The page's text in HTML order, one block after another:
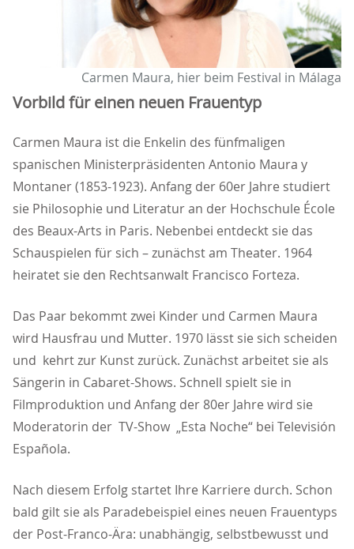
Carmen Maura, hier beim Festival in Málaga
Vorbild für einen neuen Frauentyp
Carmen Maura ist die Enkelin des fünfmaligen
spanischen Ministerpräsidenten Antonio Maura y
Montaner (1853-1923). Anfang der 60er Jahre studiert
sie Philosophie und Literatur an der Hochschule École
des Beaux-Arts in Paris. Nebenbei entdeckt sie das
Schauspielen für sich – zunächst am Theater. 1964
heiratet sie den Rechtsanwalt Francisco Forteza.
Das Paar bekommt zwei Kinder und Carmen Maura
wird Hausfrau und Mutter. 1970 lässt sie sich scheiden
und kehrt zur Kunst zurück. Zunächst arbeitet sie als
Sängerin in Cabaret-Shows. Schnell spielt sie in
Filmproduktion und Anfang der 80er Jahre wird sie
Moderatorin der TV-Show „Esta Noche“ bei Televisión
Española.
Nach diesem Erfolg startet Ihre Karriere durch. Schon
bald gilt sie als Paradebeispiel eines neuen Frauentyps
der Post-Franco-Ära: unabhängig, selbstbewusst und